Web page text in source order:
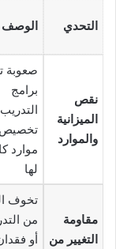
التحدي الوصف
نقص
الميزانية
والموارد
صعوبة
برامج
تخصيص
موارد
لها
مقاومة
التغيير من
تخوف
من
أو